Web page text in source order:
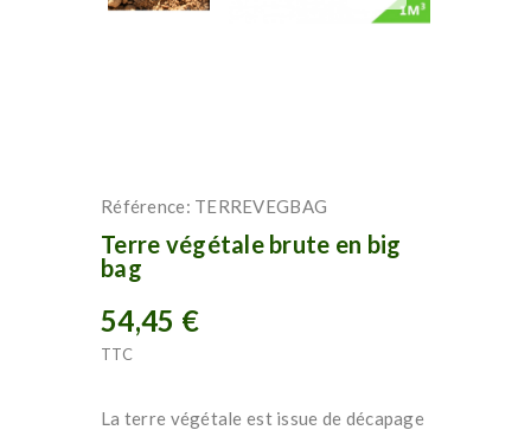
Référence: TERREVEGBAG
Terre végétale brute en big
bag
54,45 €
TTC
La terre végétale est issue de décapage